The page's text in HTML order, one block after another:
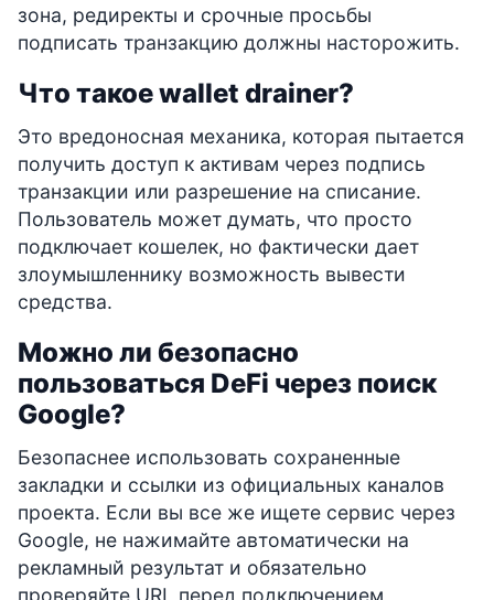
зона, редиректы и срочные просьбы
подписать транзакцию должны насторожить.
Что такое wallet drainer?
Это вредоносная механика, которая пытается
получить доступ к активам через подпись
транзакции или разрешение на списание.
Пользователь может думать, что просто
подключает кошелек, но фактически дает
злоумышленнику возможность вывести
средства.
Можно ли безопасно
пользоваться DeFi через поиск
Google?
Безопаснее использовать сохраненные
закладки и ссылки из официальных каналов
проекта. Если вы все же ищете сервис через
Google, не нажимайте автоматически на
рекламный результат и обязательно
проверяйте URL перед подключением